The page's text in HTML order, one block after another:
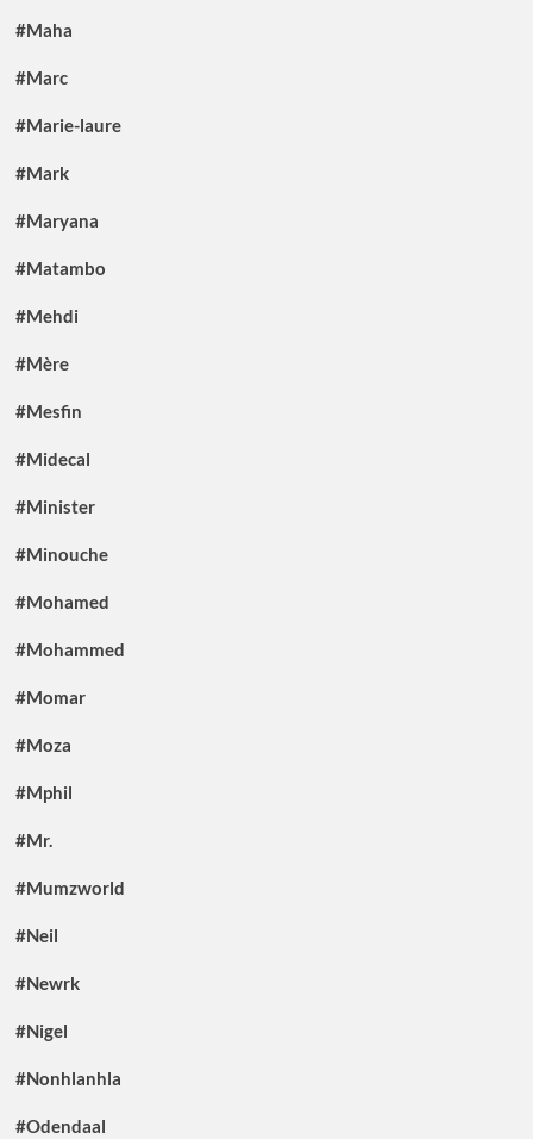
#Maha
#Marc
#Marie-laure
#Mark
#Maryana
#Matambo
#Mehdi
#Mère
#Mesfin
#Midecal
#Minister
#Minouche
#Mohamed
#Mohammed
#Momar
#Moza
#Mphil
#Mr.
#Mumzworld
#Neil
#Newrk
#Nigel
#Nonhlanhla
#Odendaal